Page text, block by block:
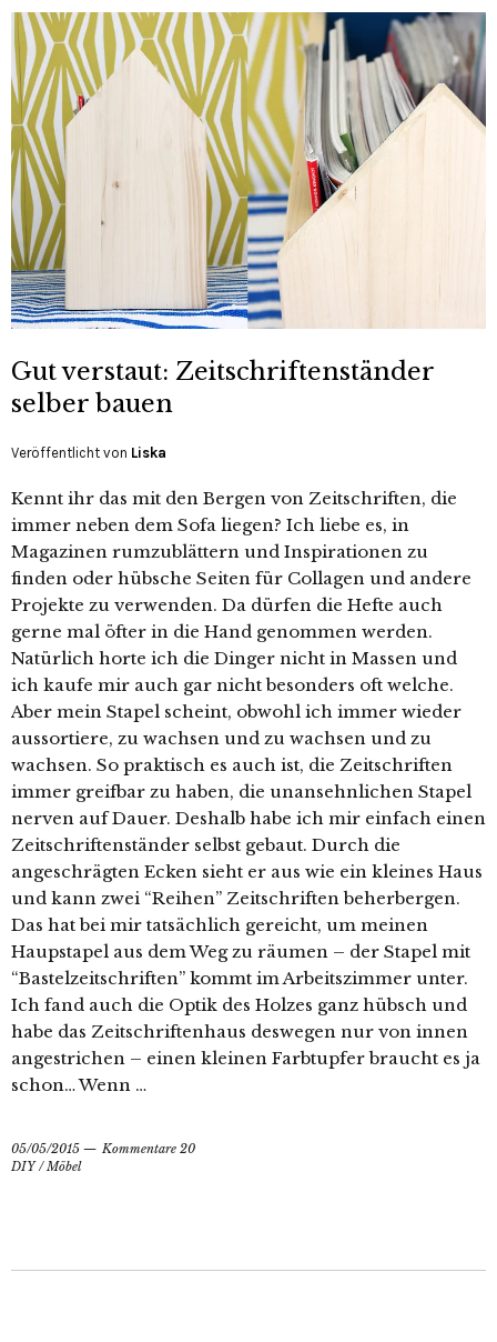
Gut verstaut: Zeitschriftenständer
selber bauen
Veröffentlicht von Liska
Kennt ihr das mit den Bergen von Zeitschriften, die
immer neben dem Sofa liegen? Ich liebe es, in
Magazinen rumzublättern und Inspirationen zu
finden oder hübsche Seiten für Collagen und andere
Projekte zu verwenden. Da dürfen die Hefte auch
gerne mal öfter in die Hand genommen werden.
Natürlich horte ich die Dinger nicht in Massen und
ich kaufe mir auch gar nicht besonders oft welche.
Aber mein Stapel scheint, obwohl ich immer wieder
aussortiere, zu wachsen und zu wachsen und zu
wachsen. So praktisch es auch ist, die Zeitschriften
immer greifbar zu haben, die unansehnlichen Stapel
nerven auf Dauer. Deshalb habe ich mir einfach einen
Zeitschriftenständer selbst gebaut. Durch die
angeschrägten Ecken sieht er aus wie ein kleines Haus
und kann zwei “Reihen” Zeitschriften beherbergen.
Das hat bei mir tatsächlich gereicht, um meinen
Haupstapel aus dem Weg zu räumen – der Stapel mit
“Bastelzeitschriften” kommt im Arbeitszimmer unter.
Ich fand auch die Optik des Holzes ganz hübsch und
habe das Zeitschriftenhaus deswegen nur von innen
angestrichen – einen kleinen Farbtupfer braucht es ja
schon… Wenn …
05/05/2015
Kommentare 20
DIY/Möbel